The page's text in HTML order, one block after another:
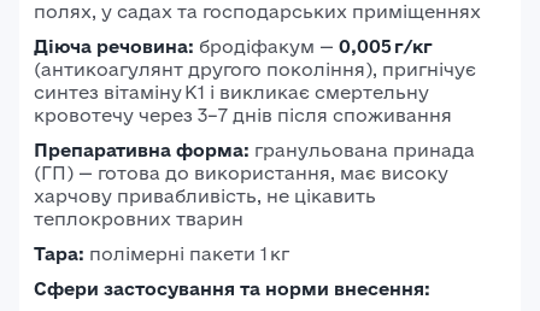
полях, у садах та господарських приміщеннях
Діюча речовина: бродіфакум — 0,005 г/кг
(антикоагулянт другого покоління), пригнічує
синтез вітаміну K1 і викликає смертельну
кровотечу через 3–7 днів після споживання
Препаративна форма: гранульована принада
(ГП) — готова до використання, має високу
харчову привабливість, не цікавить
теплокровних тварин
Тара: полімерні пакети 1 кг
Сфери застосування та норми внесення: